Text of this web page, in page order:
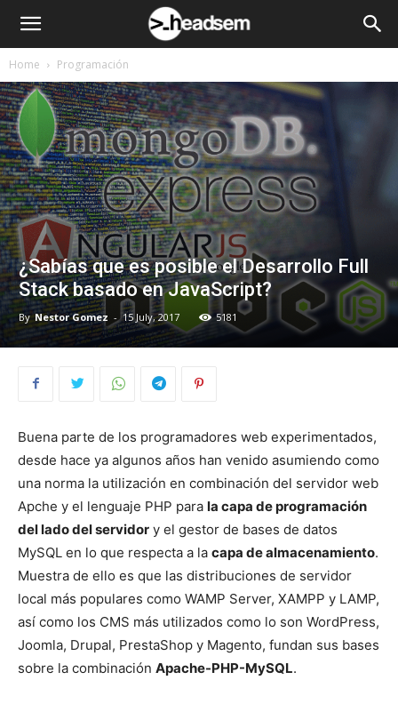
Home Programación
¿Sabías que es posible el Desarrollo Full
Stack basado en JavaScript?
By Nestor Gomez - 15 July, 2017 5181
Buena parte de los programadores web experimentados,
desde hace ya algunos años han venido asumiendo como
una norma la utilización en combinación del servidor web
Apche y el lenguaje PHP para la capa de programación
del lado del servidor y el gestor de bases de datos
MySQL en lo que respecta a la capa de almacenamiento.
Muestra de ello es que las distribuciones de servidor
local más populares como WAMP Server, XAMPP y LAMP,
así como los CMS más utilizados como lo son WordPress,
Joomla, Drupal, PrestaShop y Magento, fundan sus bases
sobre la combinación Apache-PHP-MySQL.